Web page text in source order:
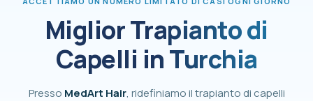
Miglior Trapianto di
Capelli in Turchia
Presso MedArt Hair, ridefiniamo il trapianto di capelli